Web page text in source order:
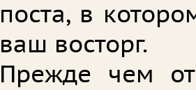
поста, в
ваш восторг.
Прежде чем